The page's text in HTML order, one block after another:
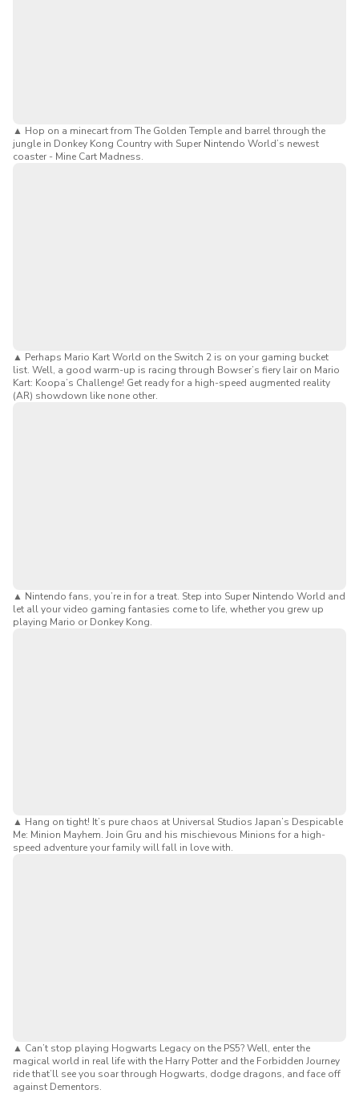
别忘了体验侏罗纪公园、小黄人公园和好莱坞影城等标志性
区域的游乐设施。尽情享受精彩的现场表演、4D 电影、主
超级任天堂世界日本冒险：踏入马里奥的世界，挑战库
巴的挑战，探索奇诺比奥咖啡馆，在这个区域，这里是
所有年龄段游戏玩家的天堂。
▲ Hop on a minecart from The Golden Temple and barrel through the
jungle in Donkey Kong Country with Super Nintendo World’s newest
coaster - Mine Cart Madness.
▲ Perhaps Mario Kart World on the Switch 2 is on your gaming bucket
list. Well, a good warm-up is racing through Bowser’s fiery lair on Mario
Kart: Koopa’s Challenge! Get ready for a high-speed augmented reality
(AR) showdown like none other.
▲ Nintendo fans, you’re in for a treat. Step into Super Nintendo World and
let all your video gaming fantasies come to life, whether you grew up
playing Mario or Donkey Kong.
▲ Hang on tight! It’s pure chaos at Universal Studios Japan’s Despicable
Me: Minion Mayhem. Join Gru and his mischievous Minions for a high-
speed adventure your family will fall in love with.
▲ Can’t stop playing Hogwarts Legacy on the PS5? Well, enter the
magical world in real life with the Harry Potter and the Forbidden Journey
ride that’ll see you soar through Hogwarts, dodge dragons, and face off
against Dementors.